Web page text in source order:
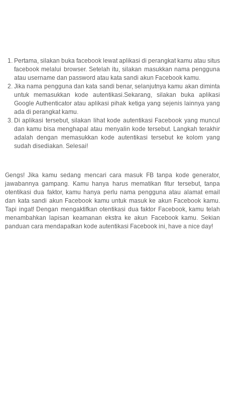
Pertama, silakan buka facebook lewat aplikasi di perangkat kamu atau situs
facebook melalui browser. Setelah itu, silakan masukkan nama pengguna
atau username dan password atau kata sandi akun Facebook kamu.
Jika nama pengguna dan kata sandi benar, selanjutnya kamu akan diminta
untuk memasukkan kode autentikasi.Sekarang, silakan buka aplikasi
Google Authenticator atau aplikasi pihak ketiga yang sejenis lainnya yang
ada di perangkat kamu.
Di aplikasi tersebut, silakan lihat kode autentikasi Facebook yang muncul
dan kamu bisa menghapal atau menyalin kode tersebut. Langkah terakhir
adalah dengan memasukkan kode autentikasi tersebut ke kolom yang
sudah disediakan. Selesai!
Gengs! Jika kamu sedang mencari cara masuk FB tanpa kode generator,
jawabannya gampang. Kamu hanya harus mematikan fitur tersebut, tanpa
otentikasi dua faktor, kamu hanya perlu nama pengguna atau alamat email
dan kata sandi akun Facebook kamu untuk masuk ke akun Facebook kamu.
Tapi ingat! Dengan mengaktifkan otentikasi dua faktor Facebook, kamu telah
menambahkan lapisan keamanan ekstra ke akun Facebook kamu. Sekian
panduan cara mendapatkan kode autentikasi Facebook ini, have a nice day!